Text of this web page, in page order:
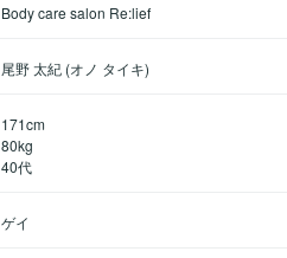
Body care salon Re:lief
尾野 太紀 (オノ タイキ)
171cm
80kg
40代
ゲイ